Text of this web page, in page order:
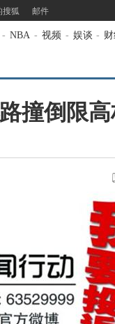
搜狐 邮件
- NBA - 视频 - 娱谈 -
撞倒限